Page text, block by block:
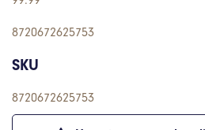
8720672625753
SKU
8720672625753